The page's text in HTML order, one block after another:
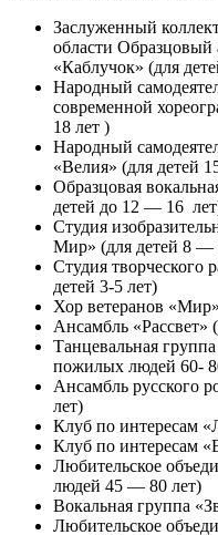
Заслуженный
области Образцовый
«Каблучок» (для
Народный
современной
18 лет )
Народный
«Велия» (для детей
Образцовая
детей до 12 — 16
Студия
Мир» (для детей 8 —
Студия творческого
детей 3-5 лет)
Хор ветеранов
Ансамбль
Танцевальная
пожилых людей 60-
Ансамбль русского
лет)
Клуб по интересам
Клуб по интересам
Любительское
людей 45 — 80 лет)
Вокальная группа
Любительское